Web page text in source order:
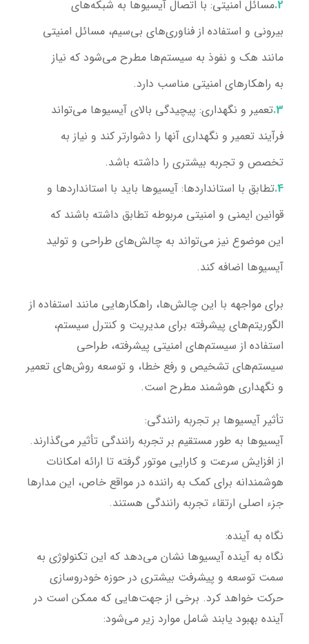
مسائل امنیتی: با اتصال آیسیوها به شبکه‌های
بیرونی و استفاده از فناوری‌های بی‌سیم، مسائل امنیتی
مانند هک و نفوذ به سیستم‌ها مطرح می‌شود که نیاز
به راهکارهای امنیتی مناسب دارد.
تعمیر و نگهداری: پیچیدگی بالای آیسیوها می‌تواند
فرآیند تعمیر و نگهداری آنها را دشوارتر کند و نیاز به
تخصص و تجربه بیشتری را داشته باشد.
تطابق با استانداردها: آیسیوها باید با استانداردها و
قوانین ایمنی و امنیتی مربوطه تطابق داشته باشند که
این موضوع نیز می‌تواند به چالش‌های طراحی و تولید
آیسیوها اضافه کند.
برای مواجهه با این چالش‌ها، راهکارهایی مانند استفاده از
الگوریتم‌های پیشرفته برای مدیریت و کنترل سیستم،
استفاده از سیستم‌های امنیتی پیشرفته، طراحی
سیستم‌های تشخیص و رفع خطا، و توسعه روش‌های تعمیر
و نگهداری هوشمند مطرح است.
تأثیر آیسیوها بر تجربه رانندگی:
آیسیوها به طور مستقیم بر تجربه رانندگی تأثیر می‌گذارند.
از افزایش سرعت و کارایی موتور گرفته تا ارائه امکانات
هوشمندانه برای کمک به راننده در مواقع خاص، این مدارها
جزء اصلی ارتقاء تجربه رانندگی هستند.
نگاه به آینده:
نگاه به آینده آیسیوها نشان می‌دهد که این تکنولوژی به
سمت توسعه و پیشرفت بیشتری در حوزه خودروسازی
حرکت خواهد کرد. برخی از جهت‌هایی که ممکن است در
آینده بهبود یابند شامل موارد زیر می‌شود: